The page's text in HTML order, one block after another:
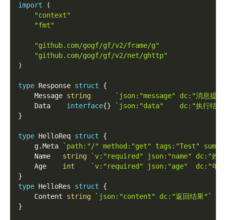
import
(
"context"
"fmt"
"github.com/gogf/gf/v2/frame/g"
"github.com/gogf/gf/v2/net/ghttp"
)
type Response struct
{
    Message
string
`json:"message" dc:"消息提
    Data
interface{}
`json:"data"    dc:"执行结
}
type HelloReq struct
{
    g
.Meta
`path:"/" method:"get" tags:"Test"
    Name
string
`v:"required" json:"name" dc:"姓
    Age
int
`v:"required" json:"age"  dc:"年
}
type HelloRes struct
{
    Content
string
`json:"content" dc:"返回结果"`
}